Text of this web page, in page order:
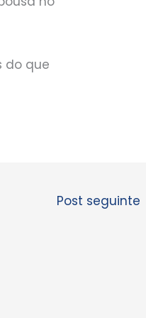
do que
Post seguinte